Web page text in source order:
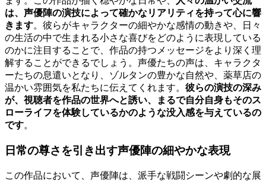
は、声優陣の演技によって確かなリアリティを持って心に響
きます。彼らがキャラクターの細やかな感情の動きや、日々
の生活の中で生まれる小さな喜びをどのように表現している
のかに注目することで、作品の持つメッセージをより深く理
解することができるでしょう。声優たちの声は、キャラクタ
ーたちの息遣いとなり、ゾルタンの豊かな自然や、薬草店の
温かい雰囲気を私たちに伝えてくれます。 彼らの演技の深み
が、視聴者を作品の世界へと誘い、まるで自分自身もそのス
ローライフを体験しているかのような没入感を与えているの
です。
日常の尊さを引き出す声優陣の細やかな表現
この作品において、声優陣は、派手な戦闘シーンや劇的な展